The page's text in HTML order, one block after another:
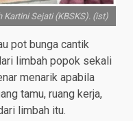
Kartini Sejati (KBSKS). (ist)
pot bunga cantik
limbah popok sekali
menarik apabila
tamu, ruang kerja,
limbah itu.